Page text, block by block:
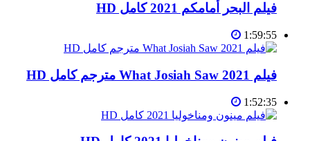
فيلم البحر أمامكم 2021 كامل HD
1:59:55
فيلم What Josiah Saw 2021 مترجم كامل HD
1:52:35